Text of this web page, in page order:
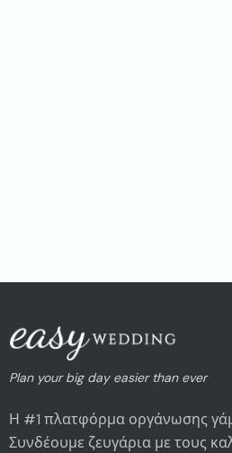
Plan your big day easier than ever
Η #1 πλατφόρμα οργάνωσης
Συνδέουμε ζευγάρια με τους